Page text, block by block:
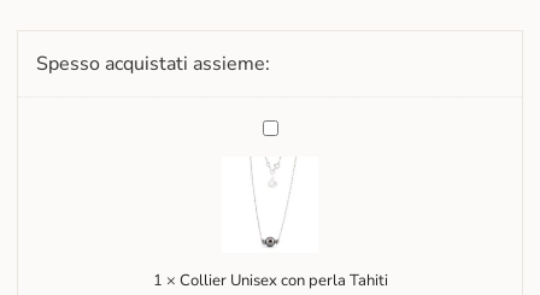
Spesso acquistati assieme:
Collier
Unisex
con
perla
Tahiti
1 × Collier Unisex con perla Tahiti